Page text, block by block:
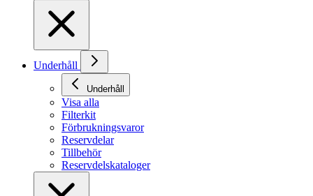
Underhåll
Underhåll
Visa alla
Filterkit
Förbrukningsvaror
Reservdelar
Tillbehör
Reservdelskataloger